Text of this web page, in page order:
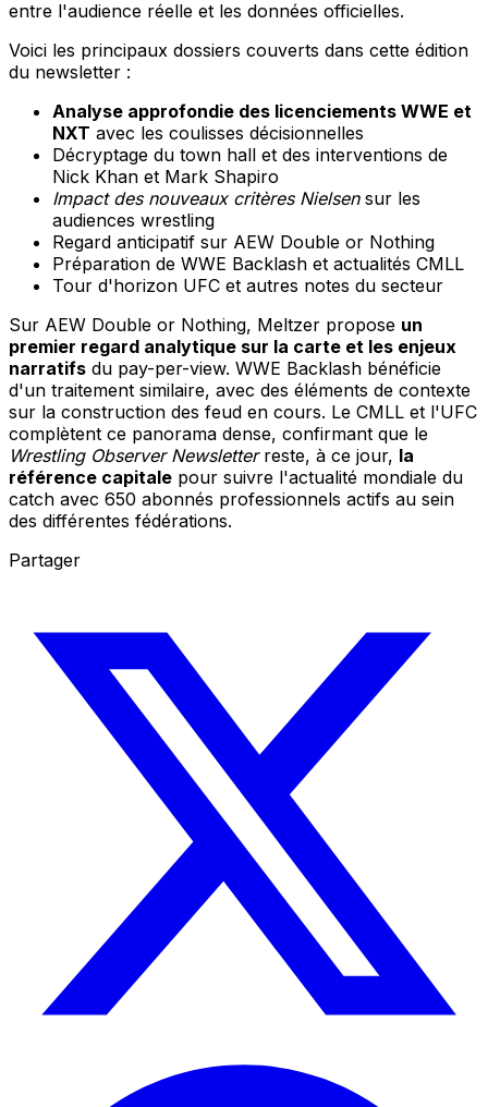
entre l'audience réelle et les données officielles.
Voici les principaux dossiers couverts dans cette édition
du newsletter :
Analyse approfondie des licenciements WWE et
NXT avec les coulisses décisionnelles
Décryptage du town hall et des interventions de
Nick Khan et Mark Shapiro
Impact des nouveaux critères Nielsensur les
audiences wrestling
Regard anticipatif sur AEW Double or Nothing
Préparation de WWE Backlash et actualités CMLL
Tour d'horizon UFC et autres notes du secteur
Sur AEW Double or Nothing, Meltzer propose un
premier regard analytique sur la carte et les enjeux
narratifs du pay-per-view. WWE Backlash bénéficie
d'un traitement similaire, avec des éléments de contexte
sur la construction des feud en cours. Le CMLL et l'UFC
complètent ce panorama dense, confirmant que le
Wrestling Observer Newsletterreste, à ce jour, la
référence capitale pour suivre l'actualité mondiale du
catch avec 650 abonnés professionnels actifs au sein
des différentes fédérations.
Partager